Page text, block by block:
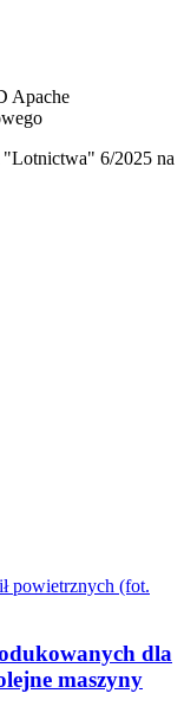
Apache
"Lotnictwa" 6/2025 na
dla
maszyny